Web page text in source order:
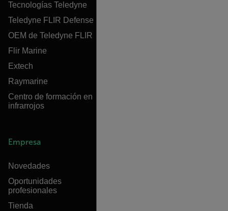
Tecnologías Teledyne
Teledyne FLIR Defense
OEM de Teledyne FLIR
Flir Marine
Extech
Raymarine
Centro de formación en
infrarrojos
Empresa
Novedades
Oportunidades
profesionales
Tienda